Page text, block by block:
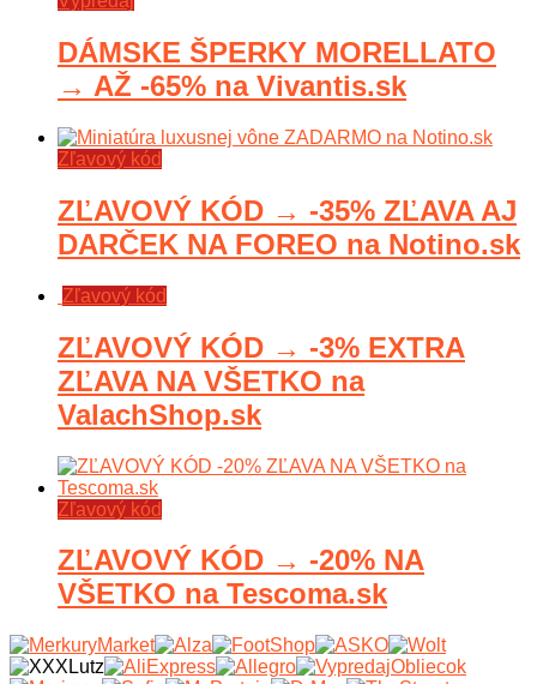
DÁMSKE ŠPERKY MORELLATO
→ AŽ -65% na Vivantis.sk
Zľavový kód
ZĽAVOVÝ KÓD → -35% ZĽAVA AJ
DARČEK NA FOREO na Notino.sk
Zľavový kód
ZĽAVOVÝ KÓD → -3% EXTRA
ZĽAVA NA VŠETKO na
ValachShop.sk
Zľavový kód
ZĽAVOVÝ KÓD → -20% NA
VŠETKO na Tescoma.sk